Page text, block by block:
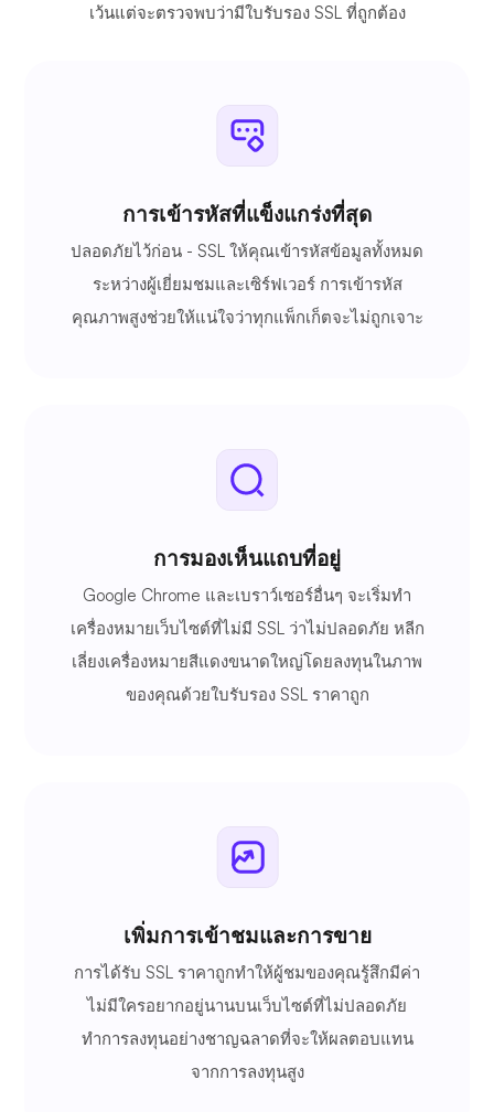
เว้นแต่จะตรวจพบว่ามีใบรับรอง SSL ที่ถูกต้อง
การเข้ารหัสที่แข็งแกร่งที่สุด
ปลอดภัยไว้ก่อน - SSL ให้คุณเข้ารหัสข้อมูลทั้งหมด
ระหว่างผู้เยี่ยมชมและเซิร์ฟเวอร์ การเข้ารหัส
คุณภาพสูงช่วยให้แน่ใจว่าทุกแพ็กเก็ตจะไม่ถูกเจาะ
การมองเห็นแถบที่อยู่
Google Chrome และเบราว์เซอร์อื่นๆ จะเริ่มทำ
เครื่องหมายเว็บไซต์ที่ไม่มี SSL ว่าไม่ปลอดภัย หลีก
เลี่ยงเครื่องหมายสีแดงขนาดใหญ่โดยลงทุนในภาพ
ของคุณด้วยใบรับรอง SSL ราคาถูก
เพิ่มการเข้าชมและการขาย
การได้รับ SSL ราคาถูกทำให้ผู้ชมของคุณรู้สึกมีค่า
ไม่มีใครอยากอยู่นานบนเว็บไซต์ที่ไม่ปลอดภัย
ทำการลงทุนอย่างชาญฉลาดที่จะให้ผลตอบแทน
จากการลงทุนสูง